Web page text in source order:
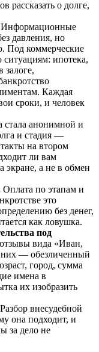
рассказать о долге,
Информационные
давления, но
Под коммерческие
ипотека,
залоге,
Каждая
сроки, и человек
стала анонимной и
и стадия —
на втором
ли вам
экране, а не в обмен
Оплата по этапам и
это
без денег,
как ловушка.
под
вида «Иван,
них — обезличенный
город, сумма
имена в
их изобразить
Разбор внесудебной
она подходит, и
за дело не